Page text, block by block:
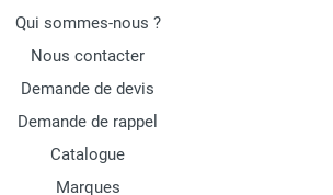
Qui sommes-nous ?
Nous contacter
Demande de devis
Demande de rappel
Catalogue
Marques